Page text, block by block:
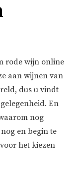
rode wijn online
aan wijnen van
dus u vindt
En
nog
en begin te
het kiezen